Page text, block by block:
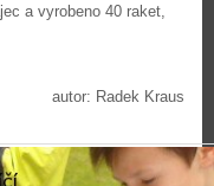
a vyrobeno 40 raket,
autor: Radek Kraus